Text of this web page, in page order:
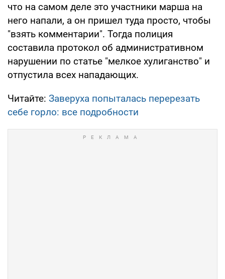
что на самом деле это участники марша на
него напали, а он пришел туда просто, чтобы
"взять комментарии". Тогда полиция
составила протокол об административном
нарушении по статье "мелкое хулиганство" и
отпустила всех нападающих.
Читайте: Заверуха попыталась перерезать
себе горло: все подробности